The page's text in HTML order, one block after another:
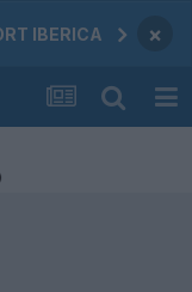
IBERICA ×